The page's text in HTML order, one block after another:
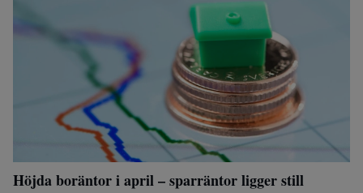
Höjda boräntor i april – sparräntor ligger still